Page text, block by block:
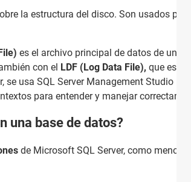
la estructura del disco. Son usados por
es el archivo principal de datos de una
con el LDF (Log Data File), que es el
se usa SQL Server Management Studio
para entender y manejar
una base de datos?
de Microsoft SQL Server, como